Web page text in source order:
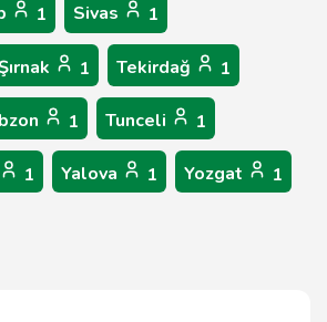
1 Sivas 1
1 Tekirdağ 1
1 Tunceli 1
1 Yalova 1 Yozgat 1